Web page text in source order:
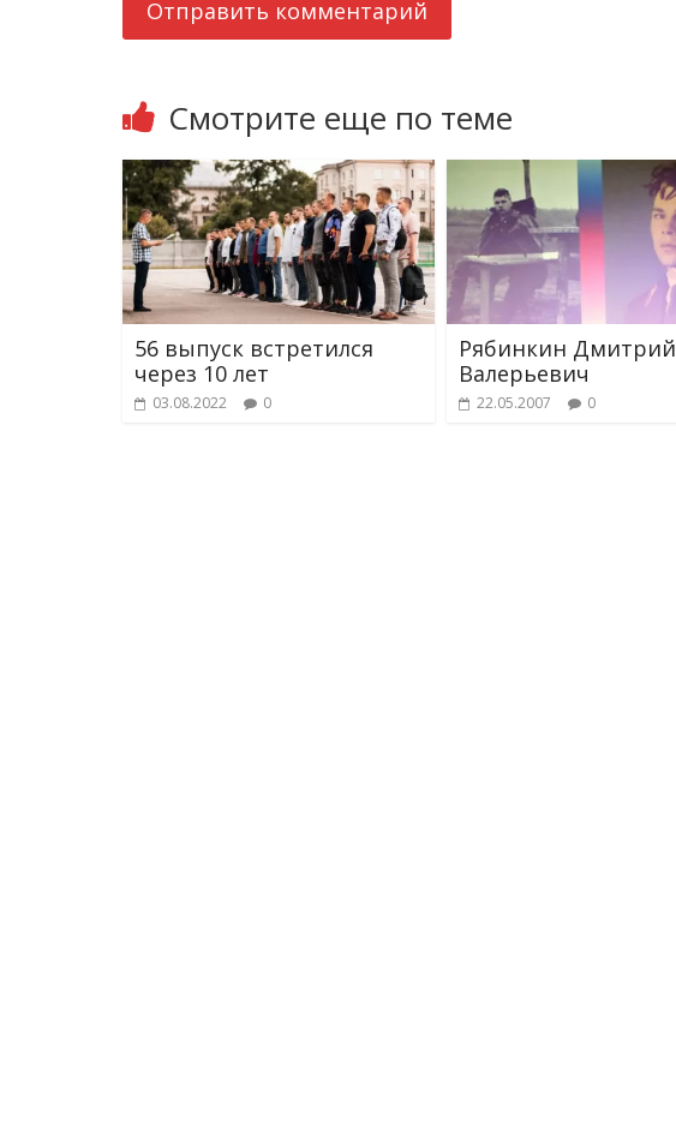
Смотрите еще по теме
56 выпуск встретился
через 10 лет
03.08.2022 0
Рябинкин Дмитрий
Валерьевич
22.05.2007 0